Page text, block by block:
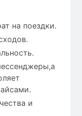
на поездки.
и